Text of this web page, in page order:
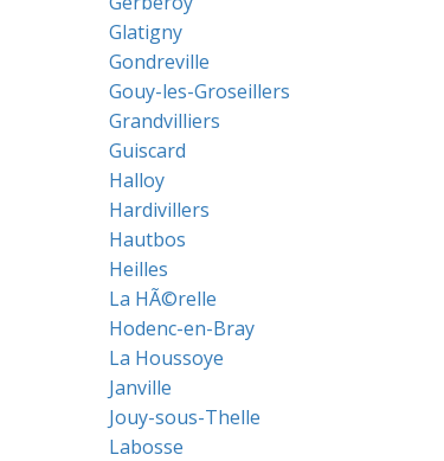
Glatigny
Gondreville
Gouy-les-Groseillers
Grandvilliers
Guiscard
Halloy
Hardivillers
Hautbos
Heilles
La HÃ©relle
Hodenc-en-Bray
La Houssoye
Janville
Jouy-sous-Thelle
Labosse